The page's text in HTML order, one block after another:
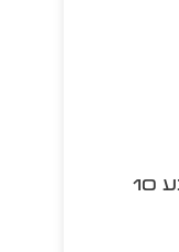
חיתוך סביבון זהב מרובע 10